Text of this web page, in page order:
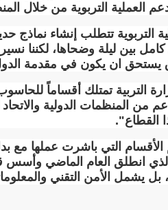
العملية التربوية من خلال
التربوية تتطلب إنشاء نماذج
كامل بين ليلة وضحاها، لكننا
يستحق ان يكون في مقدمة
التربية تمتلك أقساماً
بدعم من المنظمات الدولية
القطاع".
التي باشرت عملها مع
الذي انطلق العام الماضي
بل يشمل الأمن التقني